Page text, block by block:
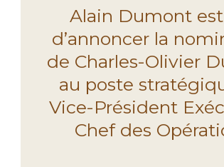
Alain Dumont
d’annoncer la
de Charles-Olivier
au poste
Vice-Président
Chef des